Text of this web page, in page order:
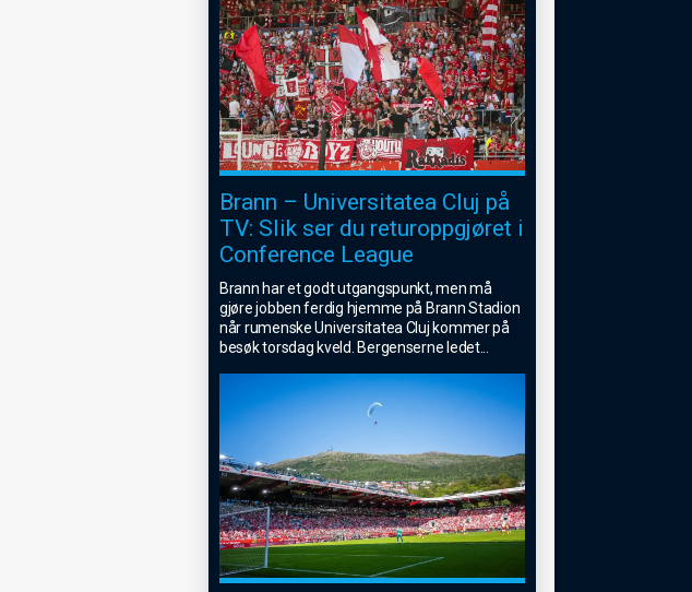
Brann – Universitatea Cluj på
TV: Slik ser du returoppgjøret i
Conference League
Brann har et godt utgangspunkt, men må
gjøre jobben ferdig hjemme på Brann Stadion
når rumenske Universitatea Cluj kommer på
besøk torsdag kveld. Bergenserne ledet...